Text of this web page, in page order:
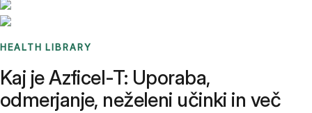
HEALTH LIBRARY
Kaj je Azficel-T: Uporaba,
odmerjanje, neželeni učinki in več